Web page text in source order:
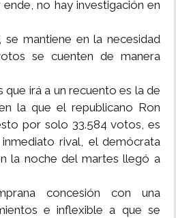
no hay investigación en
mantiene en la necesidad
se cuenten de manera
que irá a un recuento es la de
la que el republicano Ron
por solo 33.584 votos, es
rival, el demócrata
la noche del martes llegó a
concesión con una
e inflexible a que se